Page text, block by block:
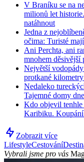
V Braníku se na
milionů let
natáhnout
Jedna z
očima: Turisté
Ani Perchta, ani
mnohem děsivější
Největší
protkané
Nedaleko
Tajemné domy
Kdo objevil tenhle
Karibiku. Koupání
Zobrazit více
LifestyleCestování
Vybrali jsme pro vás